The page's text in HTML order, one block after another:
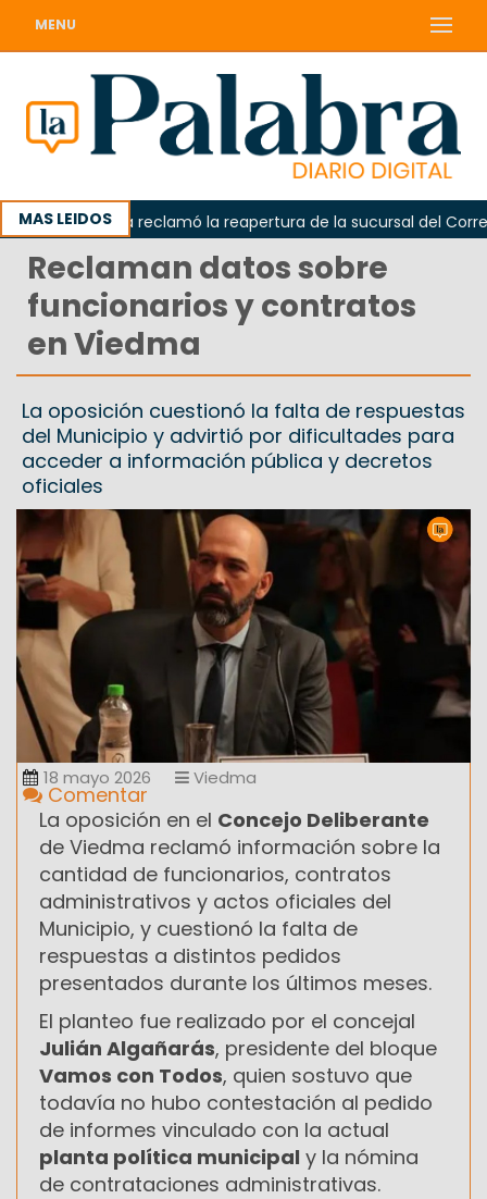
MENU
MAS LEIDOS
Odarda reclamó la reapertura de la sucursal del Correo
Reclaman datos sobre
funcionarios y contratos
en Viedma
La oposición cuestionó la falta de respuestas
del Municipio y advirtió por dificultades para
acceder a información pública y decretos
oficiales
18 mayo 2026 Viedma
Comentar
La oposición en el Concejo Deliberante
de Viedma reclamó información sobre la
cantidad de funcionarios, contratos
administrativos y actos oficiales del
Municipio, y cuestionó la falta de
respuestas a distintos pedidos
presentados durante los últimos meses.
El planteo fue realizado por el concejal
Julián Algañarás, presidente del bloque
Vamos con Todos, quien sostuvo que
todavía no hubo contestación al pedido
de informes vinculado con la actual
planta política municipal y la nómina
de contrataciones administrativas.